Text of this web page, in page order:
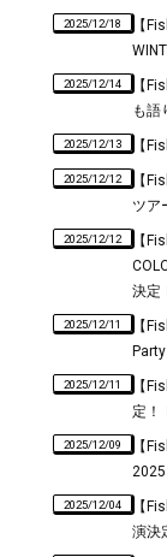
2025/12/18
【
2025/12/14
【
も語
2025/12/13 【
2025/12/12
【
ツア
2025/12/12
【
決定
2025/12/11
【
2025/12/11
【
定！
2025/12/09
【
2025/12/04
【
演決